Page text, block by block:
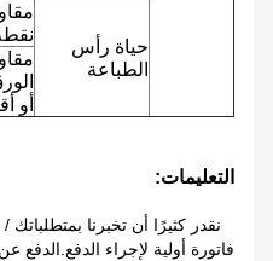
حياة رأس
الطباعة
أو
التعليمات:
نقدر كثيرًا أن تخبرنا
فاتورة أولية لإجراء